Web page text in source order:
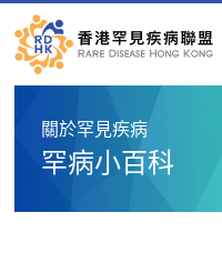
關於罕見疾病
罕病小百科